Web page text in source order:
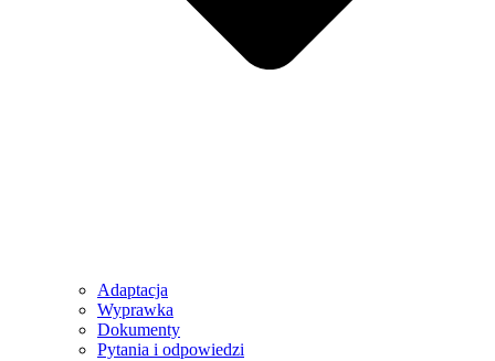
Adaptacja
Wyprawka
Dokumenty
Pytania i odpowiedzi